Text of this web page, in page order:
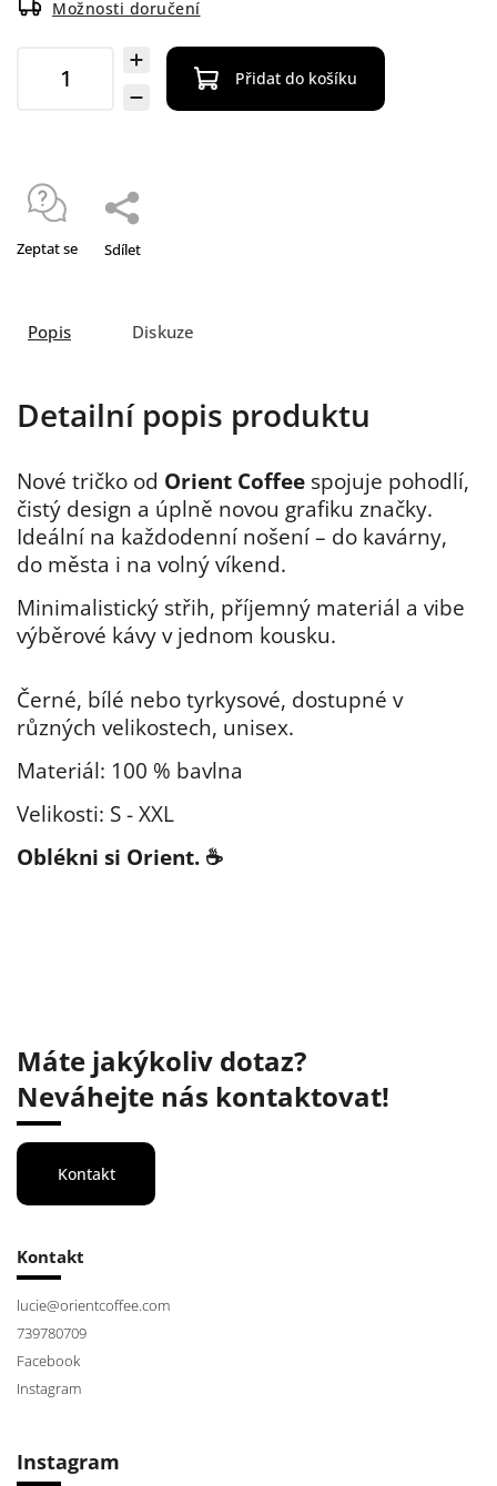
Možnosti doručení
Přidat do košíku
Zeptat se Sdílet
Popis Diskuze
Detailní popis produktu
Nové tričko od Orient Coffee spojuje pohodlí,
čistý design a úplně novou grafiku značky.
Ideální na každodenní nošení – do kavárny,
do města i na volný víkend.
Minimalistický střih, příjemný materiál a vibe
výběrové kávy v jednom kousku.
Černé, bílé nebo tyrkysové, dostupné v
různých velikostech, unisex.
Materiál: 100 % bavlna
Velikosti: S - XXL
Oblékni si Orient. ☕
Máte jakýkoliv dotaz?
Neváhejte nás kontaktovat!
Kontakt
Kontakt
lucie@orientcoffee.com
739780709
Facebook
Instagram
Instagram